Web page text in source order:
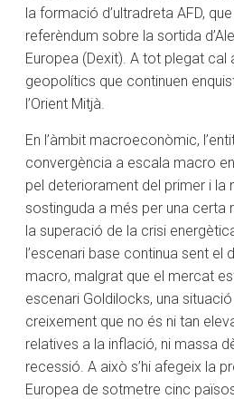
la formació d’ultradreta AFD,
referèndum sobre la sortida
Europea (Dexit). A tot plegat cal
geopolítics que continuen
l’Orient Mitjà.
En l’àmbit macroeconòmic,
convergència a escala macro
pel deteriorament del primer i la
sostinguda a més per una certa
la superació de la crisi
l’escenari base continua sent el
macro, malgrat que el mercat
escenari Goldilocks, una
creixement que no és ni tan
relatives a la inflació, ni massa
recessió. A això s’hi afegeix la
Europea de sotmetre cinc